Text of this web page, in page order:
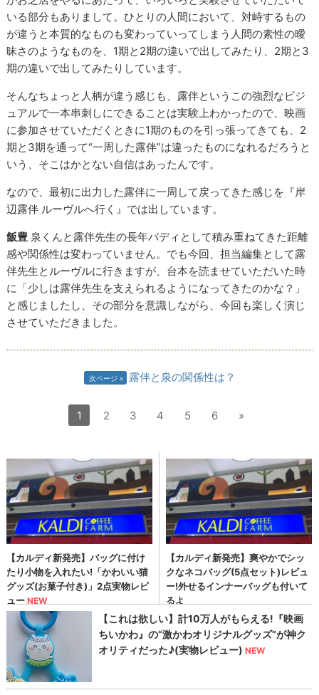
いる部分もありまして。ひとりの人間において、対峙するもの
が違うと本質的なものも変わっていってしまう人間の素性の曖
昧さのようなものを、1期と2期の違いで出してみたり、2期と3
期の違いで出してみたりしています。
そんなちょっと人柄が違う感じも、露伴というこの強烈なビジ
ュアルで一本串刺しにできることは実験上わかったので、映画
に参加させていただくときに1期のものを引っ張ってきても、2
期と3期を通って“一周した露伴”は違ったものになれるだろうと
いう、そこはかとない自信はあったんです。
なので、最初に出力した露伴に一周して戻ってきた感じを『岸
辺露伴 ルーヴルへ行く』では出しています。
飯豊 泉くんと露伴先生の長年バディとして積み重ねてきた距離
感や関係性は変わっていません。でも今回、担当編集として露
伴先生とルーヴルに行きますが、台本を読ませていただいた時
に「少しは露伴先生を支えられるようになってきたのかな？」
と感じましたし、その部分を意識しながら、今回も楽しく演じ
させていただきました。
次ページ 露伴と泉の関係性は？
1 2 3 4 5 6 »